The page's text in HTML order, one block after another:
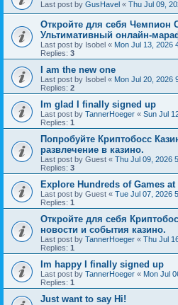
Last post by GusHavel « Thu Jul 09,
Откройте для себя Чемпион
Ультимативный онлайн-
Last post by Isobel « Mon Jul 13, 2026
Replies: 3
I am the new one
Last post by Isobel « Mon Jul 20, 2026
Replies: 2
Im glad I finally signed up
Last post by TannerHoeger « Sun Jul
Replies: 1
Попробуйте Криптобосс
развлечение в казино.
Last post by Guest « Thu Jul 09, 2026
Replies: 3
Explore Hundreds of Games at
Last post by Guest « Tue Jul 07, 2026
Replies: 1
Откройте для себя
новости и события казино.
Last post by TannerHoeger « Thu Jul
Replies: 1
Im happy I finally signed up
Last post by TannerHoeger « Mon Jul
Replies: 1
Just want to say Hi!